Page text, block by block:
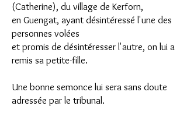
(Catherine), du village de Kerforn,
en Guengat, ayant désintéressé l'une des
personnes volées
et promis de désintéresser l'autre, on lui a
remis sa petite-fille.
Une bonne semonce lui sera sans doute
adressée par le tribunal.